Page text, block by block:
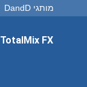
מותגי DandD
TotalMix FX